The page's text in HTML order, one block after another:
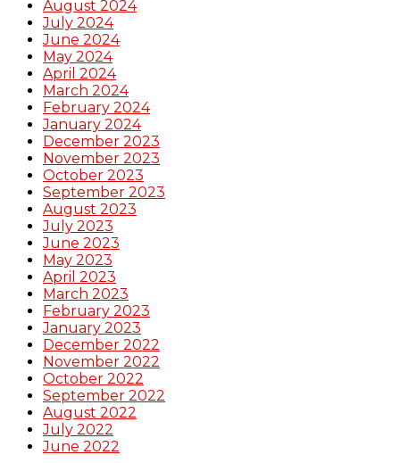
August 2024
July 2024
June 2024
May 2024
April 2024
March 2024
February 2024
January 2024
December 2023
November 2023
October 2023
September 2023
August 2023
July 2023
June 2023
May 2023
April 2023
March 2023
February 2023
January 2023
December 2022
November 2022
October 2022
September 2022
August 2022
July 2022
June 2022